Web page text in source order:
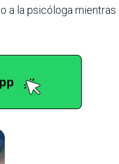
a la psicóloga mientras